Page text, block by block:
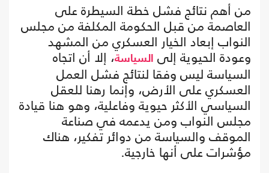
من أهم نتائج فشل خطة السيطرة على
العاصمة من قبل الحكومة المكلفة من مجلس
النواب إبعاد الخيار العسكري من المشهد
وعودة الحيوية إلى السياسة، إلا أن اتجاه
السياسة ليس وفقا لنتائج فشل العمل
العسكري على الأرض، وإنما رهنا للعقل
السياسي الأكثر حيوية وفاعلية، وهو هنا قيادة
مجلس النواب ومن يدعمه في صناعة
الموقف والسياسة من دوائر تفكير، هناك
مؤشرات على أنها خارجية.